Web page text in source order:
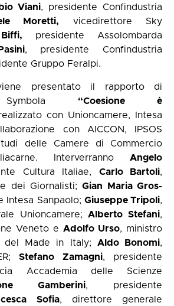
Viani, presidente Confindustria
Moretti, vicedirettore Sky
presidente Assolombarda
, presidente Confindustria
Gruppo Feralpi.
presentato il rapporto di
Symbola “Coesione è
con Unioncamere, Intesa
con AICCON, IPSOS
delle Camere di Commercio
Interverranno Angelo
Cultura Italiae, Carlo Bartoli,
dei Giornalisti;Gian Maria Gros-
Intesa Sanpaolo; Giuseppe Tripoli,
Unioncamere;Alberto Stefani,
Veneto e Adolfo Urso, ministro
del Made in Italy; Aldo Bonomi,
Stefano Zamagni, presidente
Accademia delle Scienze
Gamberini, presidente
Sofia, direttore generale